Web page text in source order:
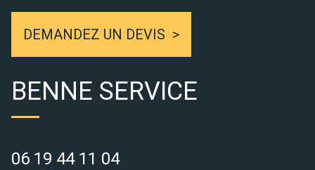
DEMANDEZ UN DEVIS
BENNE SERVICE
06 19 44 11 04